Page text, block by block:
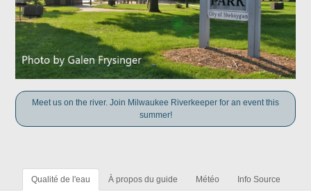
Meet us on the river. Join Milwaukee Riverkeeper for an event this
summer!
Qualité de l'eau À propos du guide Météo Info Source